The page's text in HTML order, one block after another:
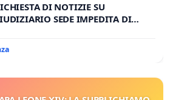
DI NOTIZIE SU
SEDE IMPEDITA DI